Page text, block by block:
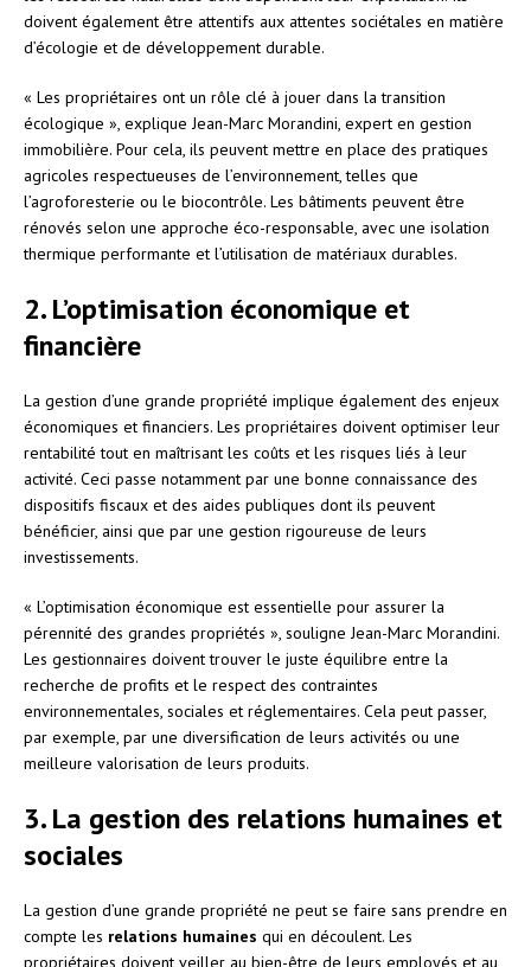
doivent également être attentifs aux attentes sociétales en matière
d’écologie et de développement durable.
« Les propriétaires ont un rôle clé à jouer dans la transition
écologique », explique Jean-Marc Morandini, expert en gestion
immobilière. Pour cela, ils peuvent mettre en place des pratiques
agricoles respectueuses de l’environnement, telles que
l’agroforesterie ou le biocontrôle. Les bâtiments peuvent être
rénovés selon une approche éco-responsable, avec une isolation
thermique performante et l’utilisation de matériaux durables.
2. L’optimisation économique et
financière
La gestion d’une grande propriété implique également des enjeux
économiques et financiers. Les propriétaires doivent optimiser leur
rentabilité tout en maîtrisant les coûts et les risques liés à leur
activité. Ceci passe notamment par une bonne connaissance des
dispositifs fiscaux et des aides publiques dont ils peuvent
bénéficier, ainsi que par une gestion rigoureuse de leurs
investissements.
« L’optimisation économique est essentielle pour assurer la
pérennité des grandes propriétés », souligne Jean-Marc Morandini.
Les gestionnaires doivent trouver le juste équilibre entre la
recherche de profits et le respect des contraintes
environnementales, sociales et réglementaires. Cela peut passer,
par exemple, par une diversification de leurs activités ou une
meilleure valorisation de leurs produits.
3. La gestion des relations humaines et
sociales
La gestion d’une grande propriété ne peut se faire sans prendre en
compte les relations humaines qui en découlent. Les
propriétaires doivent veiller au bien-être de leurs employés et au